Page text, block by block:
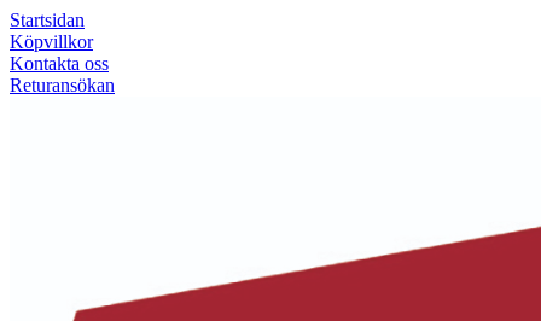
Startsidan
Köpvillkor
Kontakta oss
Returansökan